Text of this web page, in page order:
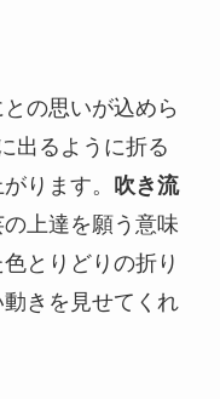
の思いが込めら
出るように折る
ります。 吹き流
上達を願う意味
とりどりの折り
きを見せてくれ